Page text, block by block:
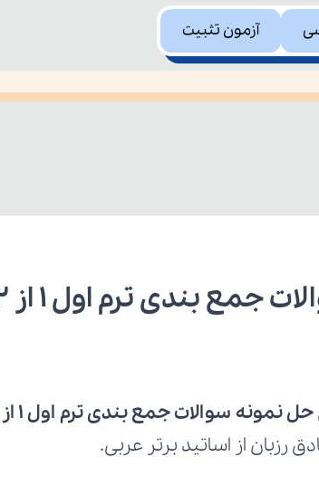
آزمون تثبیت
ترم اول ۱ از ۲ عربی یازدهم
حل نمونه سوالات جمع بندی ترم اول ۱ از ۲
رزبان از اساتید برتر عربی.